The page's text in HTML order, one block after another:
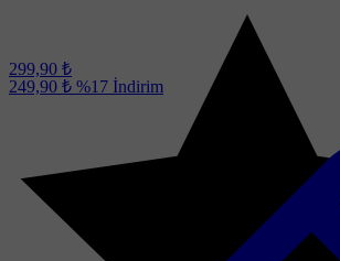
299,90 ₺
249,90 ₺ %17 İndirim